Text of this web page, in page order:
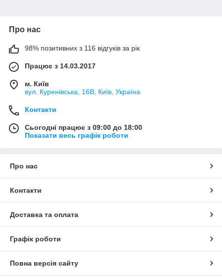
Про нас
98% позитивних з 116 відгуків за рік
Працює з 14.03.2017
м. Київ
вул. Куренівська, 16В, Київ, Україна
Контакти
Сьогодні працює з 09:00 до 18:00
Показати весь графік роботи
Про нас
Контакти
Доставка та оплата
Графік роботи
Повна версія сайту